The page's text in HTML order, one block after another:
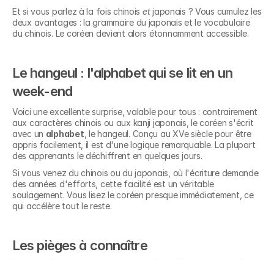
Et si vous parlez à la fois chinois et japonais ? Vous cumulez les
deux avantages : la grammaire du japonais et le vocabulaire
du chinois. Le coréen devient alors étonnamment accessible.
Le hangeul : l'alphabet qui se lit en un
week-end
Voici une excellente surprise, valable pour tous : contrairement
aux caractères chinois ou aux kanji japonais, le coréen s'écrit
avec un alphabet , le hangeul. Conçu au XVe siècle pour être
appris facilement, il est d'une logique remarquable. La plupart
des apprenants le déchiffrent en quelques jours.
Si vous venez du chinois ou du japonais, où l'écriture demande
des années d'efforts, cette facilité est un véritable
soulagement. Vous lisez le coréen presque immédiatement, ce
qui accélère tout le reste.
Les pièges à connaître